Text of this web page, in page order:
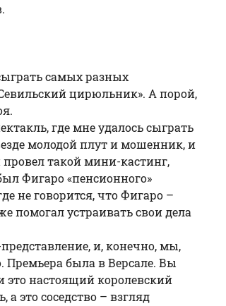
.
самых разных
цирюльник». А порой,
где мне удалось сыграть
молодой плут и мошенник, и
такой мини-кастинг,
Фигаро «пенсионного»
не говорится, что Фигаро –
помогал устраивать свои дела
и, конечно, мы,
Премьера была в Версале. Вы
это настоящий королевский
это соседство – взгляд